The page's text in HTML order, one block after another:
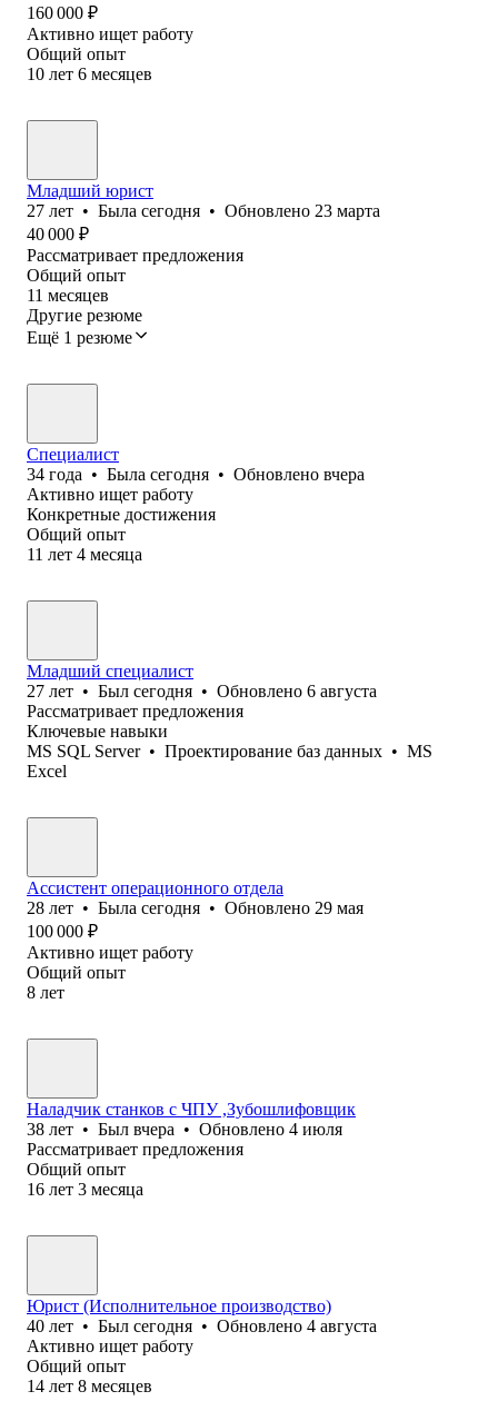
160 000 ₽
Активно ищет работу
Общий опыт
10 лет 6 месяцев
Младший юрист
27 лет • Была сегодня • Обновлено 23 марта
40 000 ₽
Рассматривает предложения
Общий опыт
11 месяцев
Другие резюме
Ещё 1 резюме
Специалист
34 года • Была сегодня • Обновлено вчера
Активно ищет работу
Конкретные достижения
Общий опыт
11 лет 4 месяца
Младший специалист
27 лет • Был сегодня • Обновлено 6 августа
Рассматривает предложения
Ключевые навыки
MS SQL Server • Проектирование баз данных • MS
Excel
Ассистент операционного отдела
28 лет • Была сегодня • Обновлено 29 мая
100 000 ₽
Активно ищет работу
Общий опыт
8 лет
Наладчик станков с ЧПУ ,Зубошлифовщик
38 лет • Был вчера • Обновлено 4 июля
Рассматривает предложения
Общий опыт
16 лет 3 месяца
Юрист (Исполнительное производство)
40 лет • Был сегодня • Обновлено 4 августа
Активно ищет работу
Общий опыт
14 лет 8 месяцев